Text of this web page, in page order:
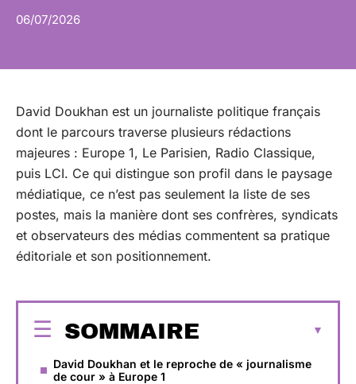
06/07/2026
David Doukhan est un journaliste politique français
dont le parcours traverse plusieurs rédactions
majeures : Europe 1, Le Parisien, Radio Classique,
puis LCI. Ce qui distingue son profil dans le paysage
médiatique, ce n’est pas seulement la liste de ses
postes, mais la manière dont ses confrères, syndicats
et observateurs des médias commentent sa pratique
éditoriale et son positionnement.
SOMMAIRE
David Doukhan et le reproche de « journalisme
de cour » à Europe 1